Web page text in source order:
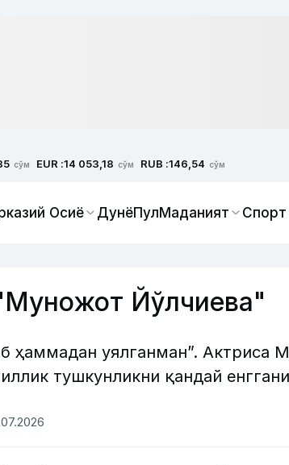
сўм EUR :14 053,18 сўм RUB :146,54 сўм
Осиё ДунёПулМаданият Спорт
Йўлчиева"
ҳаммадан уялганман”. Актриса
тушкунликни қандай